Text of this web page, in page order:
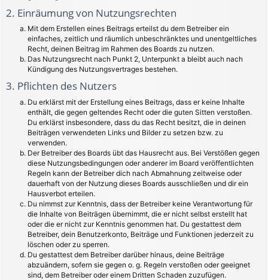
2. Einräumung von Nutzungsrechten
Mit dem Erstellen eines Beitrags erteilst du dem Betreiber ein
einfaches, zeitlich und räumlich unbeschränktes und unentgeltliches
Recht, deinen Beitrag im Rahmen des Boards zu nutzen.
Das Nutzungsrecht nach Punkt 2, Unterpunkt a bleibt auch nach
Kündigung des Nutzungsvertrages bestehen.
3. Pflichten des Nutzers
Du erklärst mit der Erstellung eines Beitrags, dass er keine Inhalte
enthält, die gegen geltendes Recht oder die guten Sitten verstoßen.
Du erklärst insbesondere, dass du das Recht besitzt, die in deinen
Beiträgen verwendeten Links und Bilder zu setzen bzw. zu
verwenden.
Der Betreiber des Boards übt das Hausrecht aus. Bei Verstößen gegen
diese Nutzungsbedingungen oder anderer im Board veröffentlichten
Regeln kann der Betreiber dich nach Abmahnung zeitweise oder
dauerhaft von der Nutzung dieses Boards ausschließen und dir ein
Hausverbot erteilen.
Du nimmst zur Kenntnis, dass der Betreiber keine Verantwortung für
die Inhalte von Beiträgen übernimmt, die er nicht selbst erstellt hat
oder die er nicht zur Kenntnis genommen hat. Du gestattest dem
Betreiber, dein Benutzerkonto, Beiträge und Funktionen jederzeit zu
löschen oder zu sperren.
Du gestattest dem Betreiber darüber hinaus, deine Beiträge
abzuändern, sofern sie gegen o. g. Regeln verstoßen oder geeignet
sind, dem Betreiber oder einem Dritten Schaden zuzufügen.